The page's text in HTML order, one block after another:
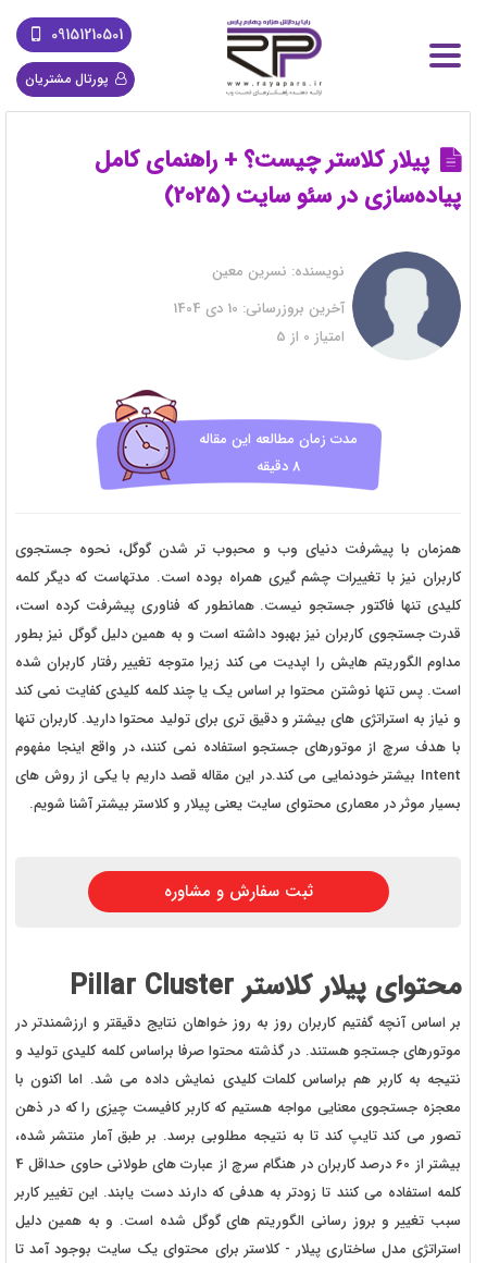
09151210501
پورتال مشتریان
پیلار کلاستر چیست؟ + راهنمای کامل
پیاده‌سازی در سئو سایت (2025)
نویسنده: نسرین معین
آخرین بروزرسانی:
امتیاز 0 از 5
مدت زمان مطالعه این مقاله
8 دقیقه
همزمان با پیشرفت دنیای وب و محبوب تر شدن گوگل، نحوه جستجوی
کاربران نیز با تغییرات چشم گیری همراه بوده است. مدتهاست که دیگر کلمه
کلیدی تنها فاکتور جستجو نیست. همانطور که فناوری پیشرفت کرده است،
قدرت جستجوی کاربران نیز بهبود داشته است و به همین دلیل گوگل نیز بطور
مداوم الگوریتم هایش را اپدیت می کند زیرا متوجه تغییر رفتار کاربران شده
است. پس تنها نوشتن محتوا بر اساس یک یا چند کلمه کلیدی کفایت نمی کند
و نیاز به استراتژی های بیشتر و دقیق تری برای تولید محتوا دارید. کاربران تنها
با هدف سرچ از موتورهای جستجو استفاده نمی کنند، در واقع اینجا مفهوم
Intent بیشتر خودنمایی می کند.در این مقاله قصد داریم با یکی از روش های
بسیار موثر در معماری محتوای سایت یعنی پیلار و کلاستر بیشتر آشنا شویم.
ثبت سفارش و مشاوره
محتوای پیلار کلاستر Pillar Cluster
بر اساس آنچه گفتیم کاربران روز به روز خواهان نتایج دقیقتر و ارزشمندتر در
موتورهای جستجو هستند. در گذشته محتوا صرفا براساس کلمه کلیدی تولید و
نتیجه به کاربر هم براساس کلمات کلیدی نمایش داده می شد. اما اکنون با
معجزه جستجوی معنایی مواجه هستیم که کاربر کافیست چیزی را که در ذهن
تصور می کند تایپ کند تا به نتیجه مطلوبی برسد. بر طبق آمار منتشر شده،
بیشتر از 60 درصد کاربران در هنگام سرچ از عبارت های طولانی حاوی حداقل 4
کلمه استفاده می کنند تا زودتر به هدفی که دارند دست یابند. این تغییر کاربر
سبب تغییر و بروز رسانی الگوریتم های گوگل شده است. و به همین دلیل
استراتژی مدل ساختاری پیلار - کلاستر برای محتوای یک سایت بوجود آمد تا